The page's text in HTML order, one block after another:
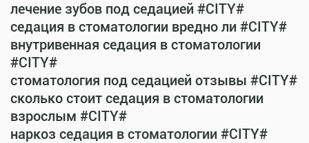
лечение зубов под седацией #CITY#
седация в стоматологии вредно ли #CITY#
внутривенная седация в стоматологии
#CITY#
стоматология под седацией отзывы #CITY#
сколько стоит седация в стоматологии
взрослым #CITY#
наркоз седация в стоматологии #CITY#